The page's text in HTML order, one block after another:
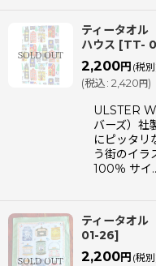
ティータオ
ハウス [TT-
2,200円 (税
(税込: 2,420 円)
ULSTER
バーズ）社
にピッタリ
う街のイラ
100％ サイ
ティータオ
01-26]
2,200円 (税